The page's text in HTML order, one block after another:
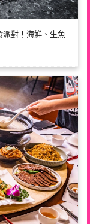
派對！海鮮、生魚